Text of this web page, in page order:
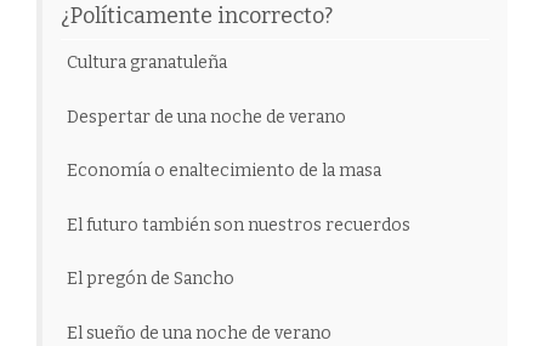
¿Políticamente incorrecto?
Cultura granatuleña
Despertar de una noche de verano
Economía o enaltecimiento de la masa
El futuro también son nuestros recuerdos
El pregón de Sancho
El sueño de una noche de verano